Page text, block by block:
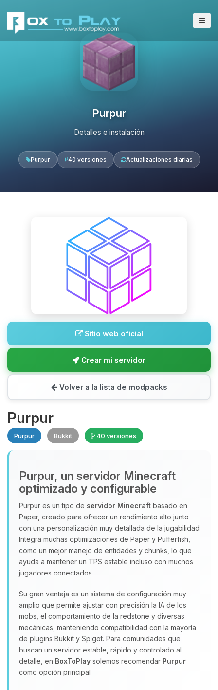
Purpur
Detalles e instalación
Purpur 40 versiones Actualizaciones diarias
Sitio web oficial
Crear mi servidor
Volver a la lista de modpacks
Purpur
Purpur Bukkit 40 versiones
Purpur, un servidor Minecraft
optimizado y configurable
Purpur es un tipo de servidor Minecraft basado en
Paper, creado para ofrecer un rendimiento alto junto
con una personalización muy detallada de la jugabilidad.
Integra muchas optimizaciones de Paper y Pufferfish,
como un mejor manejo de entidades y chunks, lo que
ayuda a mantener un TPS estable incluso con muchos
jugadores conectados.
Su gran ventaja es un sistema de configuración muy
amplio que permite ajustar con precisión la IA de los
mobs, el comportamiento de la redstone y diversas
mecánicas, manteniendo compatibilidad con la mayoría
de plugins Bukkit y Spigot. Para comunidades que
buscan un servidor estable, rápido y controlado al
detalle, en BoxToPlay solemos recomendar Purpur
como opción principal.
Yupi, por fin alguien con quien
hablar! Soy Choupy, tu pequeno
asistente de BoxToPlay. Cuentame
que necesitas y moveré mis
pequenos circuitos para ayudarte.